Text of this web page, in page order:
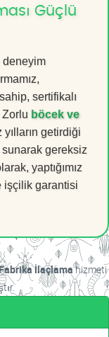
Güçlü
deneyim
sertifikalı
Zorlu böcek ve
getirdiği
gereksiz
yaptığımız
garantisi
İlaçlamahizmeti